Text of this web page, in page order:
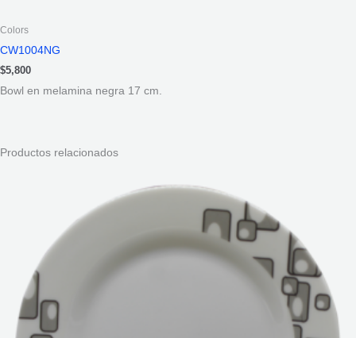
Colors
CW1004NG
$5,800
Bowl en melamina negra 17 cm.
Productos relacionados